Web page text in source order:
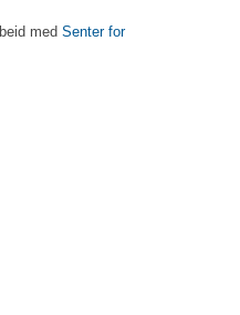
med Senter for